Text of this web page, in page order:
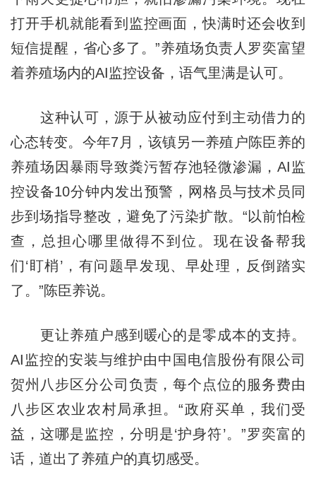
打开手机就能看到监控画面，快满时还会收到
短信提醒，省心多了。”养殖场负责人罗奕富望
着养殖场内的AI监控设备，语气里满是认可。
这种认可，源于从被动应付到主动借力的
心态转变。今年7月，该镇另一养殖户陈臣养的
养殖场因暴雨导致粪污暂存池轻微渗漏，AI监
控设备10分钟内发出预警，网格员与技术员同
步到场指导整改，避免了污染扩散。“以前怕检
查，总担心哪里做得不到位。现在设备帮我
们‘盯梢’，有问题早发现、早处理，反倒踏实
了。”陈臣养说。
更让养殖户感到暖心的是零成本的支持。
AI监控的安装与维护由中国电信股份有限公司
贺州八步区分公司负责，每个点位的服务费由
八步区农业农村局承担。“政府买单，我们受
益，这哪是监控，分明是‘护身符’。”罗奕富的
话，道出了养殖户的真切感受。